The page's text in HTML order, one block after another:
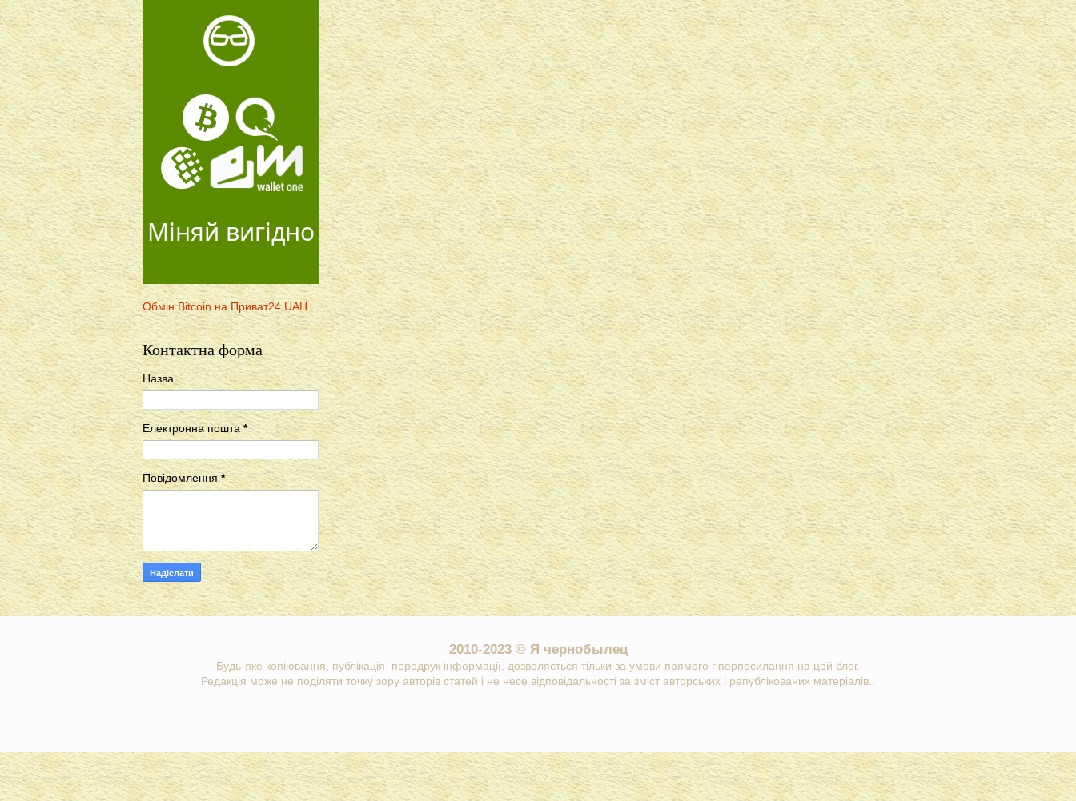
Міняй вигідно
Обмін Bitcoin на Приват24 UAH
Контактна форма
Назва
Електронна пошта*
Повідомлення*
2010-2023 © Я чернобылец
Будь-яке копіювання, публікація, передрук інформації, дозволяється тільки за умови прямого гіперпосилання на цей блог.
Редакція може не поділяти точку зору авторів статей і не несе відповідальності за зміст авторських і републікованих матеріалів..